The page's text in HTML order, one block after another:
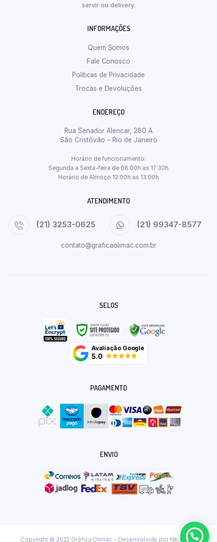
servir ou delivery.
INFORMAÇÕES
Quem Somos
Fale Conosco
Políticas de Privacidade
Trocas e Devoluções
ENDEREÇO
Rua Senador Alencar, 280 A
São Cristóvão – Rio de Janeiro
Horário de funcionamento:
Segunda a Sexta-feira de 08:00h as 17:30h
Horário de Almoço 12:00h as 13:00h
ATENDIMENTO
(21) 3253-0625 (21) 99347-8577
contato@graficaolimac.com.br
SELOS
Avaliação Google
5.0
PAGAMENTO
ENVIO
Copyright © 2022 Gráfica Olimac - Desenvolvido por Nk.dev.br